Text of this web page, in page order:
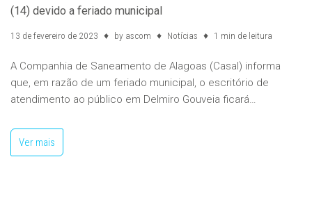
(14) devido a feriado municipal
13 de fevereiro de 2023 by ascom Notícias 1 min de leitura
A Companhia de Saneamento de Alagoas (Casal) informa
que, em razão de um feriado municipal, o escritório de
atendimento ao público em Delmiro Gouveia ficará…
Ver mais